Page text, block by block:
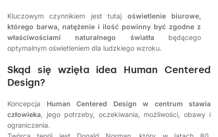
Kluczowym czynnikiem jest tutaj oświetlenie biurowe,
którego barwa, natężenie i ilość powinny być zgodne z
właściwościami naturalnego światła będącego
optymalnym oświetleniem dla ludzkiego wzroku.
Skąd się wzięła idea Human Centered
Design?
Koncepcja Human Centered Design w centrum stawia
człowieka, jego potrzeby, oczekiwania, możliwości, obawy i
ograniczenia.